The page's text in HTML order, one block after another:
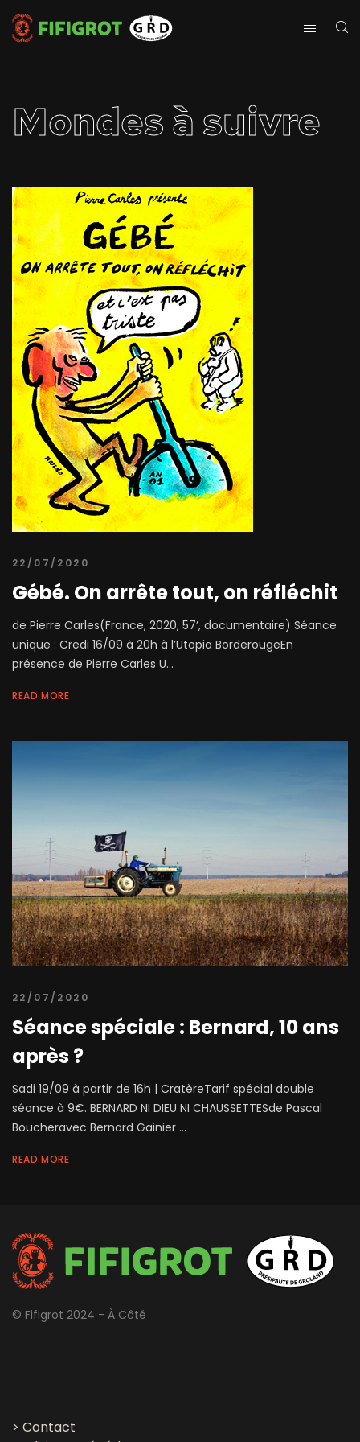
Mondes à suivre
22/07/2020
Gébé. On arrête tout, on réfléchit
de Pierre Carles(France, 2020, 57’, documentaire) Séance
unique : Credi 16/09 à 20h à l’Utopia BorderougeEn
présence de Pierre Carles U...
READ MORE
22/07/2020
Séance spéciale : Bernard, 10 ans
après ?
Sadi 19/09 à partir de 16h | CratèreTarif spécial double
séance à 9€. BERNARD NI DIEU NI CHAUSSETTESde Pascal
Boucheravec Bernard Gainier ...
READ MORE
© Fifigrot 2024 - À Côté
> Contact